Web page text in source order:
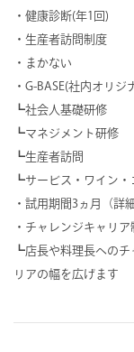
・健康診断(年1回)
・生産者訪問制度
・まかない
・G-BASE(社内オリジ
┗社会人基礎研修
┗マネジメント研修
┗生産者訪問
┗サービス・ワイン
・試用期間3ヵ月（詳
・チャレンジキャリア
┗店長や料理長へのチ
リアの幅を広げます